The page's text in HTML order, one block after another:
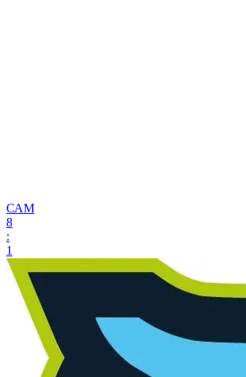
САМ
8
:
1